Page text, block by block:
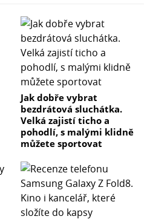
Jak dobře vybrat
bezdrátová sluchátka.
Velká zajistí ticho a
pohodlí, s malými klidně
můžete sportovat